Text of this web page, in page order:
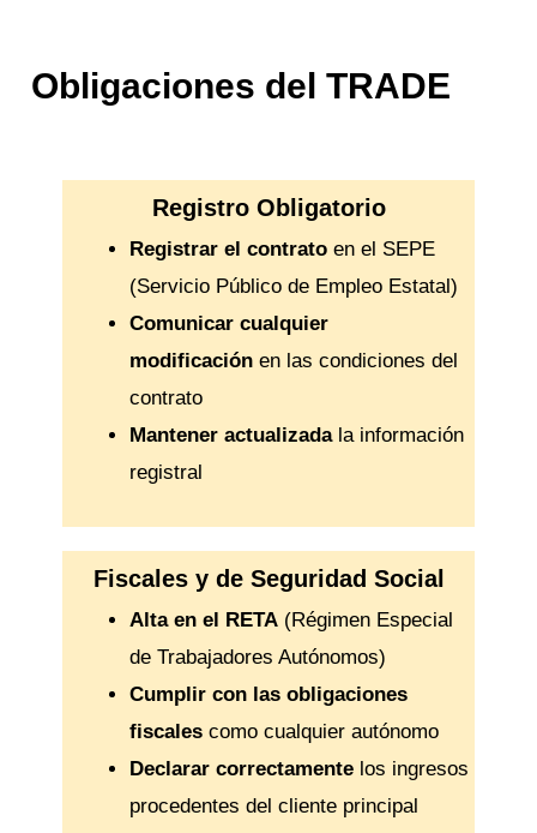
Obligaciones del TRADE
Registro Obligatorio
Registrar el contratoen el SEPE
(Servicio Público de Empleo Estatal)
Comunicar cualquier
modificaciónen las condiciones del
contrato
Mantener actualizadala información
registral
Fiscales y de Seguridad Social
Alta en el RETA(Régimen Especial
de Trabajadores Autónomos)
Cumplir con las obligaciones
fiscalescomo cualquier autónomo
Declarar correctamentelos ingresos
procedentes del cliente principal